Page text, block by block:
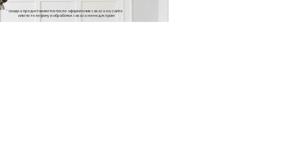
* скидка предоставляется после оформления заказа на сайте
или по телефону и обработки заказа менеджером